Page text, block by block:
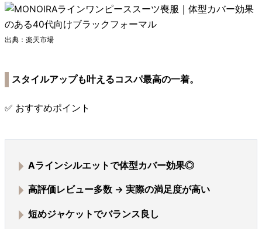
出典：楽天市場
スタイルアップも叶えるコスパ最高の一着。
✅ おすすめポイント
Aラインシルエットで体型カバー効果◎
高評価レビュー多数 → 実際の満足度が高い
短めジャケットでバランス良し